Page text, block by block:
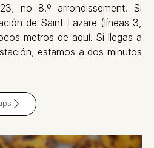
no 8.º arrondissement. Si
de Saint-Lazare (líneas 3,
metros de aquí. Si llegas a
estamos a dos minutos